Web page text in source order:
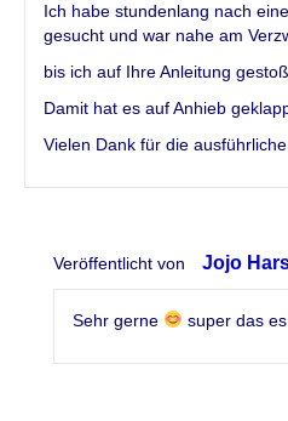
Ich habe stundenlang nach
gesucht und war nahe am
bis ich auf Ihre Anleitung
Damit hat es auf Anhieb
Vielen Dank für die
Veröffentlicht von Jojo
Sehr gerne super das